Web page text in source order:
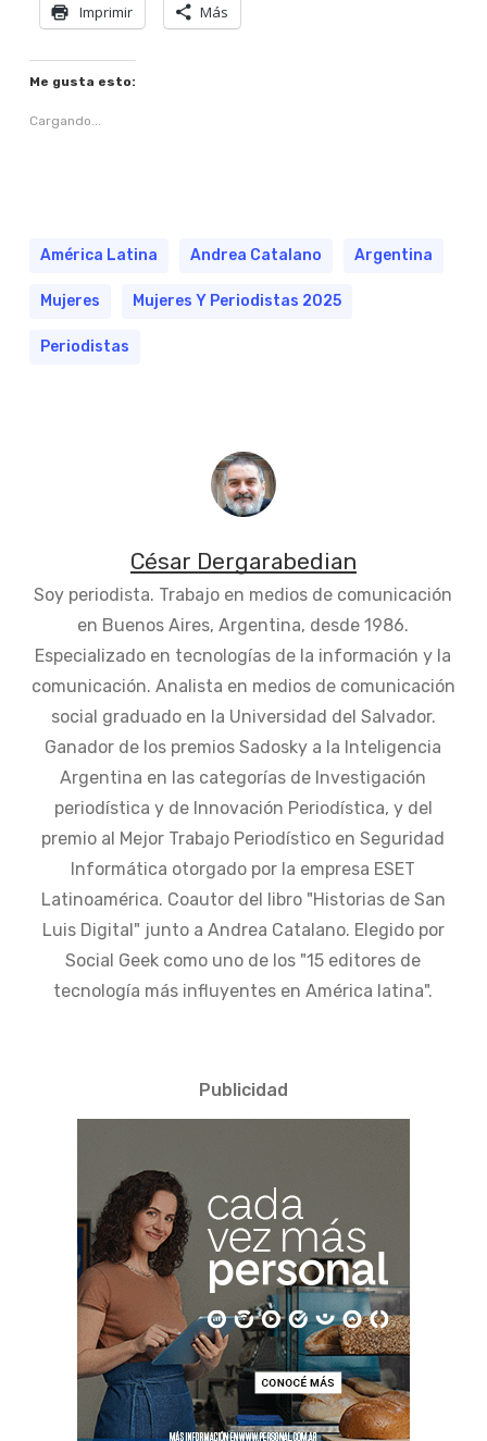
Imprimir Más
Me gusta esto:
Cargando...
América Latina Andrea Catalano Argentina
Mujeres Mujeres Y Periodistas 2025
Periodistas
César Dergarabedian
Soy periodista. Trabajo en medios de comunicación
en Buenos Aires, Argentina, desde 1986.
Especializado en tecnologías de la información y la
comunicación. Analista en medios de comunicación
social graduado en la Universidad del Salvador.
Ganador de los premios Sadosky a la Inteligencia
Argentina en las categorías de Investigación
periodística y de Innovación Periodística, y del
premio al Mejor Trabajo Periodístico en Seguridad
Informática otorgado por la empresa ESET
Latinoamérica. Coautor del libro "Historias de San
Luis Digital" junto a Andrea Catalano. Elegido por
Social Geek como uno de los "15 editores de
tecnología más influyentes en América latina".
Publicidad